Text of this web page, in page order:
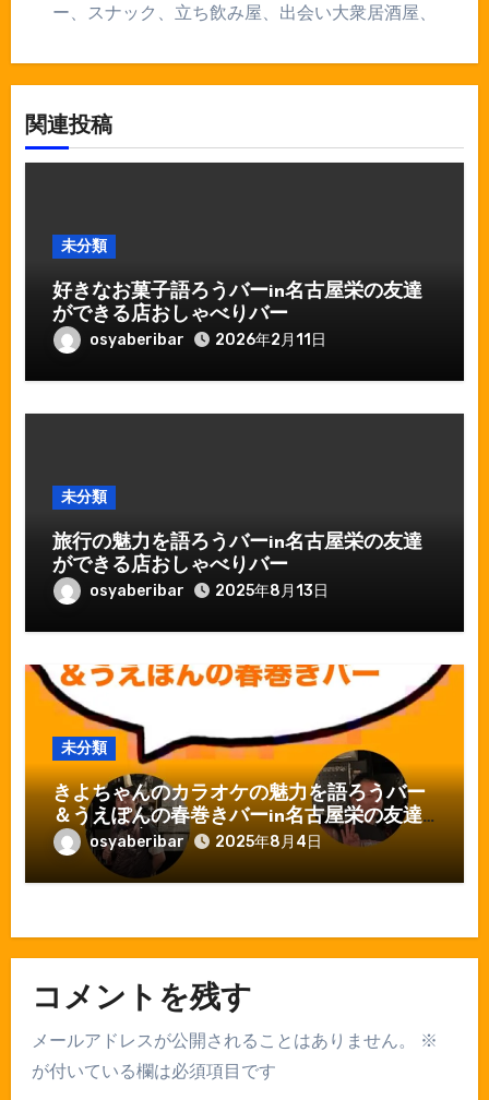
ー、スナック、立ち飲み屋、出会い大衆居酒屋、
関連投稿
未分類
好きなお菓子語ろうバーin名古屋栄の友達
ができる店おしゃべりバー
osyaberibar 2026年2月11日
未分類
旅行の魅力を語ろうバーin名古屋栄の友達
ができる店おしゃべりバー
osyaberibar 2025年8月13日
未分類
きよちゃんのカラオケの魅力を語ろうバー
＆うえぽんの春巻きバーin名古屋栄の友達
ができる店おしゃべりバー
osyaberibar 2025年8月4日
コメントを残す
メールアドレスが公開されることはありません。
※
が付いている欄は必須項目です